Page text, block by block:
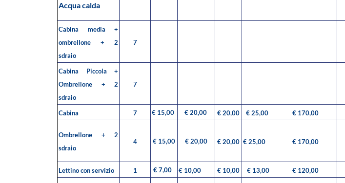
Acqua calda
Cabina media +
ombrellone + 2
sdraio
7
Cabina Piccola +
Ombrellone + 2
sdraio
7
Cabina 7 € 15,00 € 20,00 € 20,00 € 25,00 € 170,00
Ombrellone + 2
sdraio
4 € 15,00 € 20,00 € 20,00 € 25,00 € 170,00
Lettino con servizio
1 € 7,00 € 10,00 € 10,00 € 13,00 € 120,00